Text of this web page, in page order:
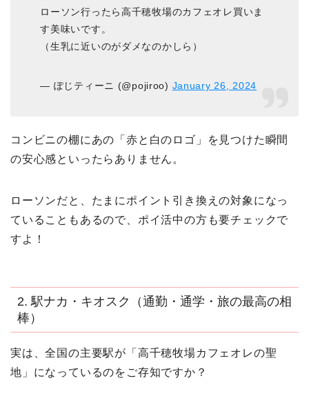
ローソン行ったら高千穂牧場のカフェオレ買いま
す美味いです。
（生乳に近いのがダメなのかしら）
— ぽじティーニ (@pojiroo) January 26, 2024
コンビニの棚にあの「赤と白のロゴ」を見つけた瞬間
の安心感といったらありません。
ローソンだと、たまにポイント引き換えの対象になっ
ていることもあるので、ポイ活中の方も要チェックで
すよ！
2. 駅ナカ・キオスク（通勤・通学・旅の最高の相
棒）
実は、全国の主要駅が「高千穂牧場カフェオレの聖
地」になっているのをご存知ですか？